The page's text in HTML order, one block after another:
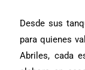
Desde sus
para quienes
Abriles, cada